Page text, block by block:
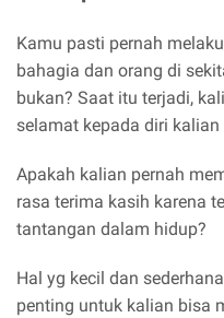
Kamu pasti pernah
bahagia dan orang di
bukan? Saat itu terjadi,
selamat kepada diri kalian
Apakah kalian pernah
rasa terima kasih karena
tantangan dalam hidup?
Hal yg kecil dan
penting untuk kalian bisa